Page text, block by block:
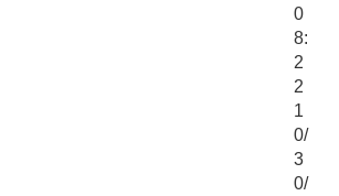
0
8:
2
2
1
0/
3
0/